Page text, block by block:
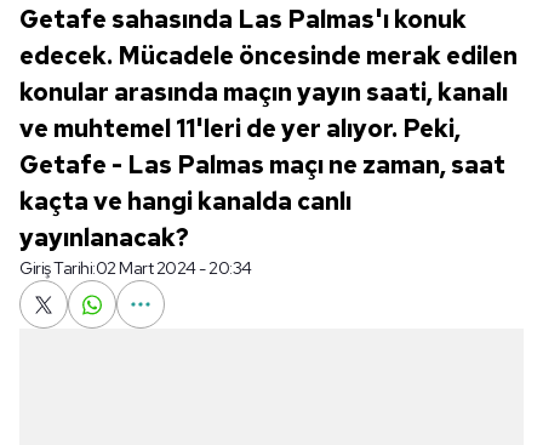
Getafe sahasında Las Palmas'ı konuk
edecek. Mücadele öncesinde merak edilen
konular arasında maçın yayın saati, kanalı
ve muhtemel 11'leri de yer alıyor. Peki,
Getafe - Las Palmas maçı ne zaman, saat
kaçta ve hangi kanalda canlı
yayınlanacak?
Giriş Tarihi:02 Mart 2024 - 20:34